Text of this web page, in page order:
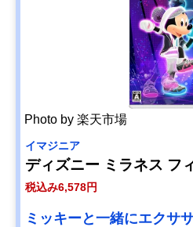
Photo by 楽天市場
イマジニア
ディズニー ミラネス フ
税込み6,578円
ミッキーと一緒にエクサ